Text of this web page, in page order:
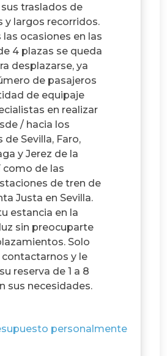
traslados de
y largos recorridos.
las ocasiones en las
4 plazas se queda
desplazarse, ya
de pasajeros
de equipaje
en realizar
/ hacia los
Sevilla, Faro,
y Jerez de la
como de las
de tren de
Justa en Sevilla.
estancia en la
sin preocuparte
Solo
y le
reserva de 1 a 8
sus necesidades.
personalmente